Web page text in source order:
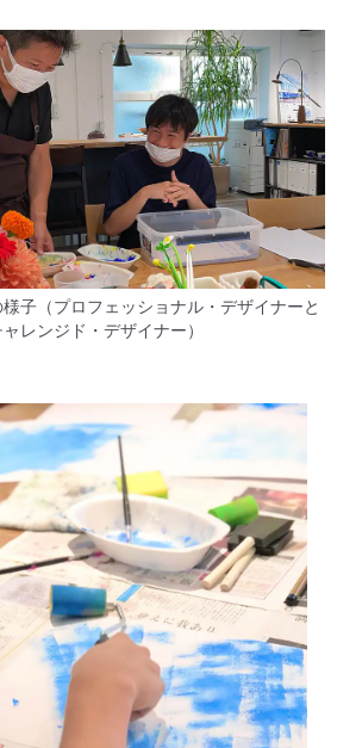
子（プロフェッショナル・デザイナーと
レンジド・デザイナー）